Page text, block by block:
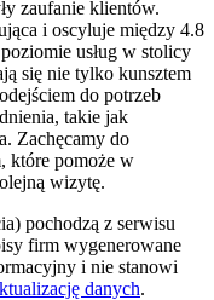
zaufanie klientów.
i oscyluje między 4.8
usług w stolicy
się nie tylko kunsztem
do potrzeb
takie jak
Zachęcamy do
które pomoże w
wizytę.
pochodzą z serwisu
firm wygenerowane
i nie stanowi
danych.